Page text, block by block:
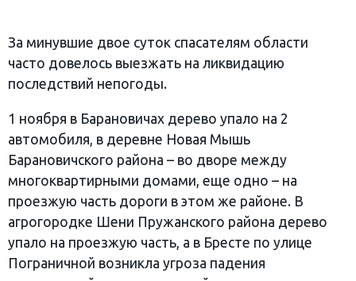
За минувшие двое суток спасателям области
часто довелось выезжать на ликвидацию
последствий непогоды.
1 ноября в Барановичах дерево упало на 2
автомобиля, в деревне Новая Мышь
Барановичского района – во дворе между
многоквартирными домами, еще одно – на
проезжую часть дороги в этом же районе. В
агрогородке Шени Пружанского района дерево
упало на проезжую часть, а в Бресте по улице
Пограничной возникла угроза падения